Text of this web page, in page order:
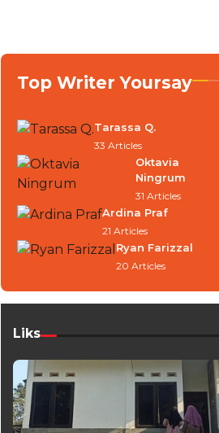
Top Writer Yoursay
Tarassa Q.
33 Articles
Oktavia
Ningrum
31 Articles
Ardina Praf
21 Articles
Ryan Farizzal
20 Articles
Liks